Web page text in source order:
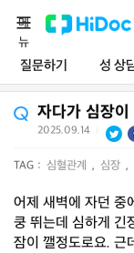
질문하기 성 상
메
뉴
자다가 심장
2025.09.14
TAG : 심혈관계 , 심장 ,
어제 새벽에 자던 중
쿵 뛰는데 심하게 긴
잠이 깰정도로요. 근